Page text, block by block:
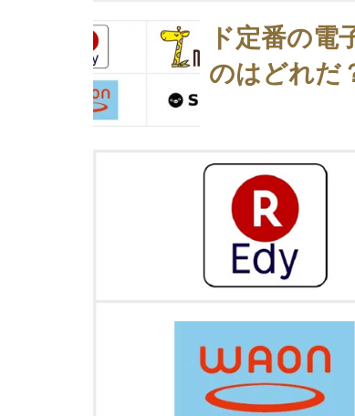
ド定番の
のはどれだ